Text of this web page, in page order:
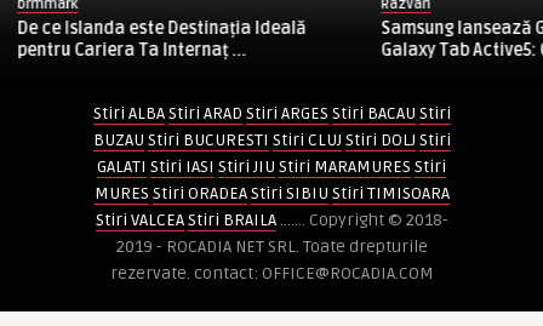
este Destinația Ideală
Ta Internaț ...
Samsung lansează Galaxy
Galaxy Tab Active5:
Stiri ALBA Stiri ARAD Stiri ARGES Stiri BACAU Stiri
BUZAU Stiri BUCURESTI Stiri CLUJ Stiri DOLJ Stiri
GALATI Stiri IASI Stiri JIU Stiri MARAMURES Stiri
MURES Stiri ORADEA Stiri SIBIU Stiri TIMISOARA
Stiri VALCEA Stiri BRAILA....... Copyright © 2018-
2019 - ROCADIA NET SRL. Toate drepturile
rezervate. contact: OFFICE@ROCADIA.COM